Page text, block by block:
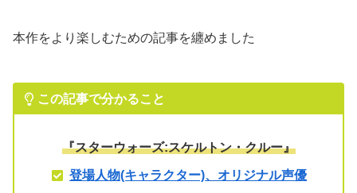
本作をより楽しむための記事を纏めました
この記事で分かること
『スターウォーズ:スケルトン・クルー』
登場人物(キャラクター)、オリジナル声優